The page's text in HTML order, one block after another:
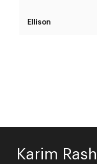
Ellison
Karim